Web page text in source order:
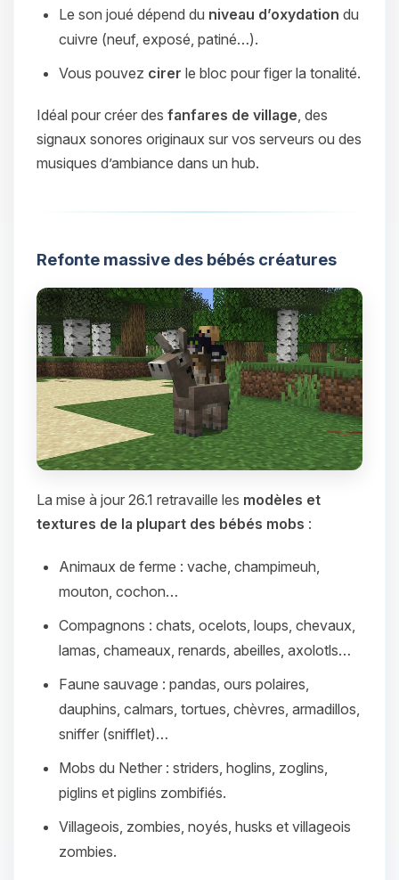
Le son joué dépend du niveau d’oxydation du
cuivre (neuf, exposé, patiné…).
Vous pouvez cirer le bloc pour figer la tonalité.
Idéal pour créer des fanfares de village , des
signaux sonores originaux sur vos serveurs ou des
musiques d’ambiance dans un hub.
Refonte massive des bébés créatures
La mise à jour 26.1 retravaille les modèles et
textures de la plupart des bébés mobs :
Animaux de ferme : vache, champimeuh,
mouton, cochon…
Compagnons : chats, ocelots, loups, chevaux,
lamas, chameaux, renards, abeilles, axolotls…
Faune sauvage : pandas, ours polaires,
dauphins, calmars, tortues, chèvres, armadillos,
sniffer (snifflet)…
Mobs du Nether : striders, hoglins, zoglins,
piglins et piglins zombifiés.
Villageois, zombies, noyés, husks et villageois
zombies.